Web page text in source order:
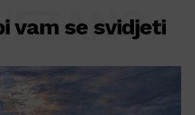
vam se svidjeti